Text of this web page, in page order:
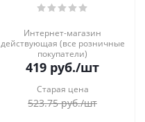
Интернет-магазин
действующая (все розничные
покупатели)
419 руб./шт
Старая цена
523.75руб./шт